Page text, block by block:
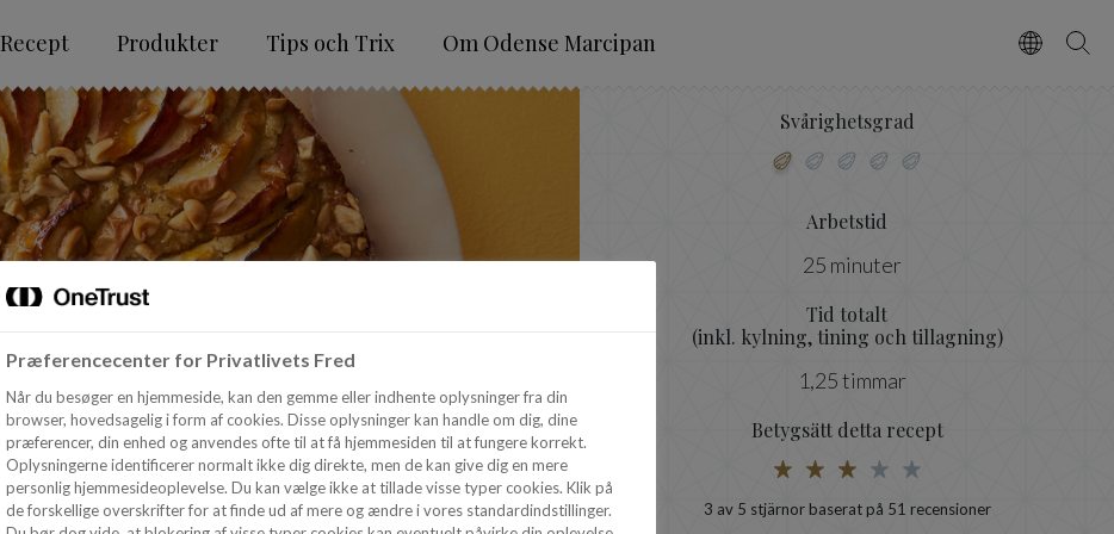
Recept Produkter Tips och Trix Om Odense Marcipan VælgSøg
Svårighetsgrad
Arbetstid
25 minuter
Tid totalt
(inkl. kylning, tining och tillagning)
1,25 timmar
Betygsätt detta recept
3 av 5 stjärnor baserat på 51 recensioner
Præferencecenter for Privatlivets Fred
Når du besøger en hjemmeside, kan den gemme eller indhente oplysninger fra din
browser, hovedsagelig i form af cookies. Disse oplysninger kan handle om dig, dine
præferencer, din enhed og anvendes ofte til at få hjemmesiden til at fungere korrekt.
Oplysningerne identificerer normalt ikke dig direkte, men de kan give dig en mere
personlig hjemmesideoplevelse. Du kan vælge ikke at tillade visse typer cookies. Klik på
de forskellige overskrifter for at finde ud af mere og ændre i vores standardindstillinger.